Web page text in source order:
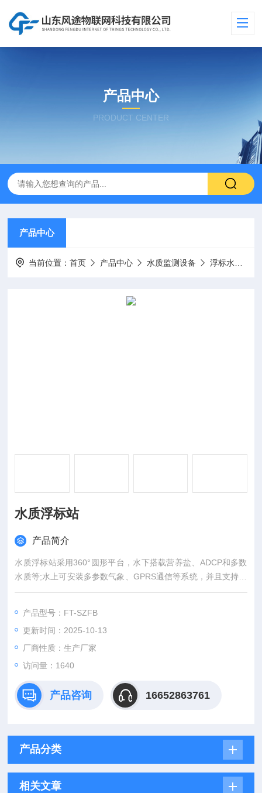
产品中心
PRODUCT CENTER
产品中心
当前位置：首页 产品中心 水质监测设备 浮标水质监测站
水质浮标站
产品简介
水质浮标站采用360°圆形平台，水下搭载营养盐、ADCP和多数
水质等;水上可安装多参数气象、GPRS通信等系统，并且支持扩
展传感器远传，30km以内lora透传，30km以外物联网卡传输
产品型号：FT-SZFB
更新时间：2025-10-13
厂商性质：生产厂家
访问量：1640
产品咨询 16652863761
产品分类
相关文章